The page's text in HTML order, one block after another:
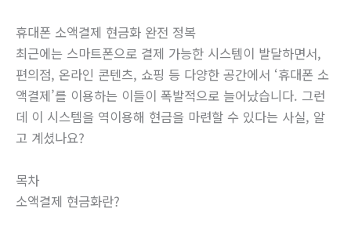
휴대폰 소액결제 현금화 완전 정복
최근에는 스마트폰으로 결제 가능한 시스템이 발달하면서,
편의점, 온라인 콘텐츠, 쇼핑 등 다양한 공간에서 ‘휴대폰 소
액결제’를 이용하는 이들이 폭발적으로 늘어났습니다. 그런
데 이 시스템을 역이용해 현금을 마련할 수 있다는 사실, 알
고 계셨나요?
목차
소액결제 현금화란?